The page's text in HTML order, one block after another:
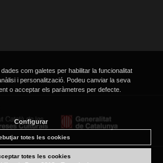
com galetes per habilitar la funcionalitat
i personalització. Podeu canviar la seva
o acceptar els paràmetres per defecte.
Configurar
totes les cookies
totes les cookies